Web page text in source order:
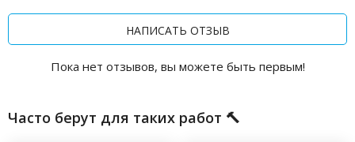
НАПИСАТЬ ОТЗЫВ
Пока нет отзывов, вы можете быть первым!
Часто берут для таких работ 🔨